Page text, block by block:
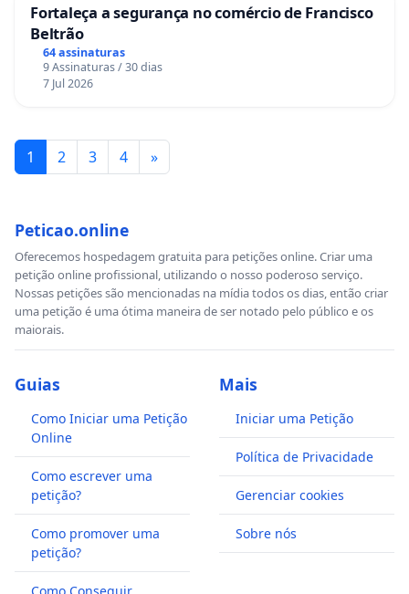
Fortaleça a segurança no comércio de Francisco
Beltrão
64 assinaturas
9 Assinaturas / 30 dias
7 Jul 2026
1 2 3 4 »
Peticao.online
Oferecemos hospedagem gratuita para petições online. Criar uma
petição online profissional, utilizando o nosso poderoso serviço.
Nossas petições são mencionadas na mídia todos os dias, então criar
uma petição é uma ótima maneira de ser notado pelo público e os
maiorais.
Guias
Como Iniciar uma Petição
Online
Como escrever uma
petição?
Como promover uma
petição?
Mais
Iniciar uma Petição
Política de Privacidade
Gerenciar cookies
Sobre nós